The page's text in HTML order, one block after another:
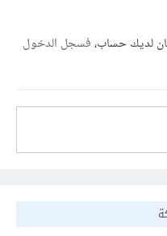
لديك حساب،فسجل الدخول